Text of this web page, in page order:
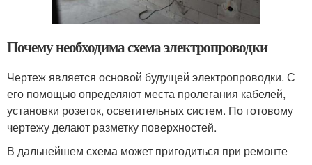
Почему необходима схема электропроводки
Чертеж является основой будущей электропроводки. С
его помощью определяют места пролегания кабелей,
установки розеток, осветительных систем. По готовому
чертежу делают разметку поверхностей.
В дальнейшем схема может пригодиться при ремонте